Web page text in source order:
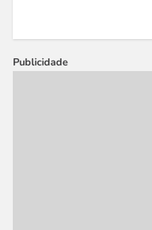
Publicidade